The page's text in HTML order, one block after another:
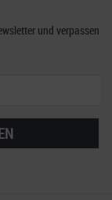
und verpassen